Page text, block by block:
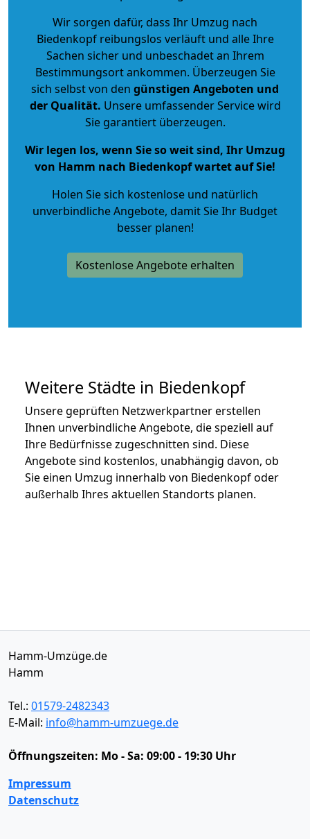
Wir sorgen dafür, dass Ihr Umzug nach
Biedenkopf reibungslos verläuft und alle Ihre
Sachen sicher und unbeschadet an Ihrem
Bestimmungsort ankommen. Überzeugen Sie
sich selbst von den günstigen Angeboten und
der Qualität. Unsere umfassender Service wird
Sie garantiert überzeugen.
Wir legen los, wenn Sie so weit sind, Ihr Umzug
von Hamm nach Biedenkopf wartet auf Sie!
Holen Sie sich kostenlose und natürlich
unverbindliche Angebote, damit Sie Ihr Budget
besser planen!
Kostenlose Angebote erhalten
Weitere Städte in Biedenkopf
Unsere geprüften Netzwerkpartner erstellen
Ihnen unverbindliche Angebote, die speziell auf
Ihre Bedürfnisse zugeschnitten sind. Diese
Angebote sind kostenlos, unabhängig davon, ob
Sie einen Umzug innerhalb von Biedenkopf oder
außerhalb Ihres aktuellen Standorts planen.
Hamm-Umzüge.de
Hamm
Tel.: 01579-2482343
E-Mail: info@hamm-umzuege.de
Öffnungszeiten: Mo - Sa: 09:00 - 19:30 Uhr
Impressum
Datenschutz